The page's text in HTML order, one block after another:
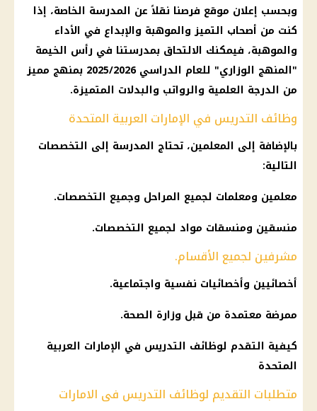
وبحسب إعلان موقع فرصنا نقلاً عن المدرسة الخاصة، إذا
كنت من أصحاب التميز والموهبة والإبداع في الأداء
والموهبة، فيمكنك الالتحاق بمدرستنا في رأس الخيمة
"المنهج الوزاري" للعام الدراسي 2025/2026 بمنهج مميز
من الدرجة العلمية والرواتب والبدلات المتميزة.
وظائف التدريس في الإمارات العربية المتحدة
بالإضافة إلى المعلمين، تحتاج المدرسة إلى التخصصات
التالية:
معلمين ومعلمات لجميع المراحل وجميع التخصصات.
منسقين ومنسقات مواد لجميع التخصصات.
مشرفين لجميع الأقسام.
أخصائيين وأخصائيات نفسية واجتماعية.
ممرضة معتمدة من قبل وزارة الصحة.
كيفية التقدم لوظائف التدريس في الإمارات العربية
المتحدة
متطلبات التقديم لوظائف التدريس فى الامارات